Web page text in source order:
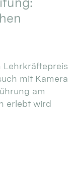
Lehrkräftepreis
mit Kamera
am
erlebt wird